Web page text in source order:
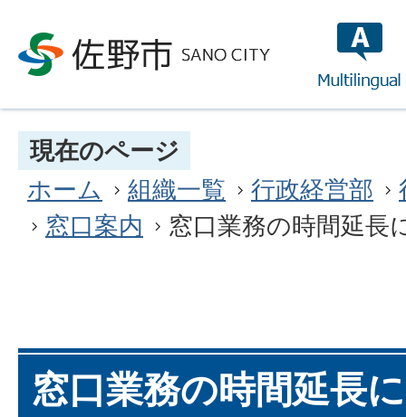
現在のページ
ホーム
組織一覧 行政経営部
窓口案内
窓口業務の時間延長
窓口業務の時間延長